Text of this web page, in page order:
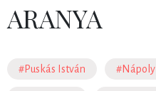
ARANYA
#Puskás István #Nápoly